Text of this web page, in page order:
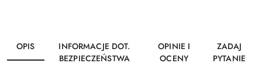
OPIS
INFORMACJE DOT.
BEZPIECZEŃSTWA
OPINIE I
OCENY
ZADAJ
PYTANIE